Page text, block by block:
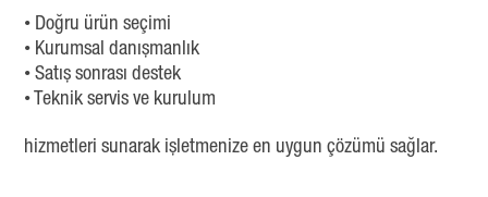
• Doğru ürün seçimi
• Kurumsal danışmanlık
• Satış sonrası destek
• Teknik servis ve kurulum
hizmetleri sunarak işletmenize en uygun çözümü sağlar.